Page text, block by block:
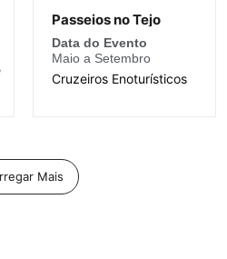
Passeios no Tejo
Data do Evento
Maio a Setembro
Cruzeiros Enoturísticos
Mais